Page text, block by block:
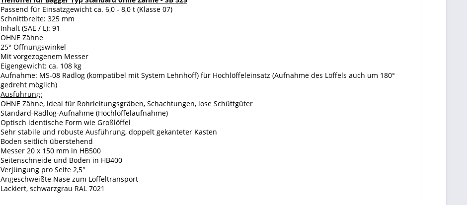
Passend für Einsatzgewicht ca. 6,0 - 8,0 t (Klasse 07)
Schnittbreite: 325 mm
Inhalt (SAE / L): 91
OHNE Zähne
25° Öffnungswinkel
Mit vorgezogenem Messer
Eigengewicht: ca. 108 kg
Aufnahme: MS-08 Radlog (kompatibel mit System Lehnhoff) für Hochlöffeleinsatz (Aufnahme des Löffels auch um 180°
gedreht möglich)
Ausführung:
OHNE Zähne, ideal für Rohrleitungsgräben, Schachtungen, lose Schüttgüter
Standard-Radlog-Aufnahme (Hochlöffelaufnahme)
Optisch identische Form wie Großlöffel
Sehr stabile und robuste Ausführung, doppelt gekanteter Kasten
Boden seitlich überstehend
Messer 20 x 150 mm in HB500
Seitenschneide und Boden in HB400
Verjüngung pro Seite 2,5°
Angeschweißte Nase zum Löffeltransport
Lackiert, schwarzgrau RAL 7021